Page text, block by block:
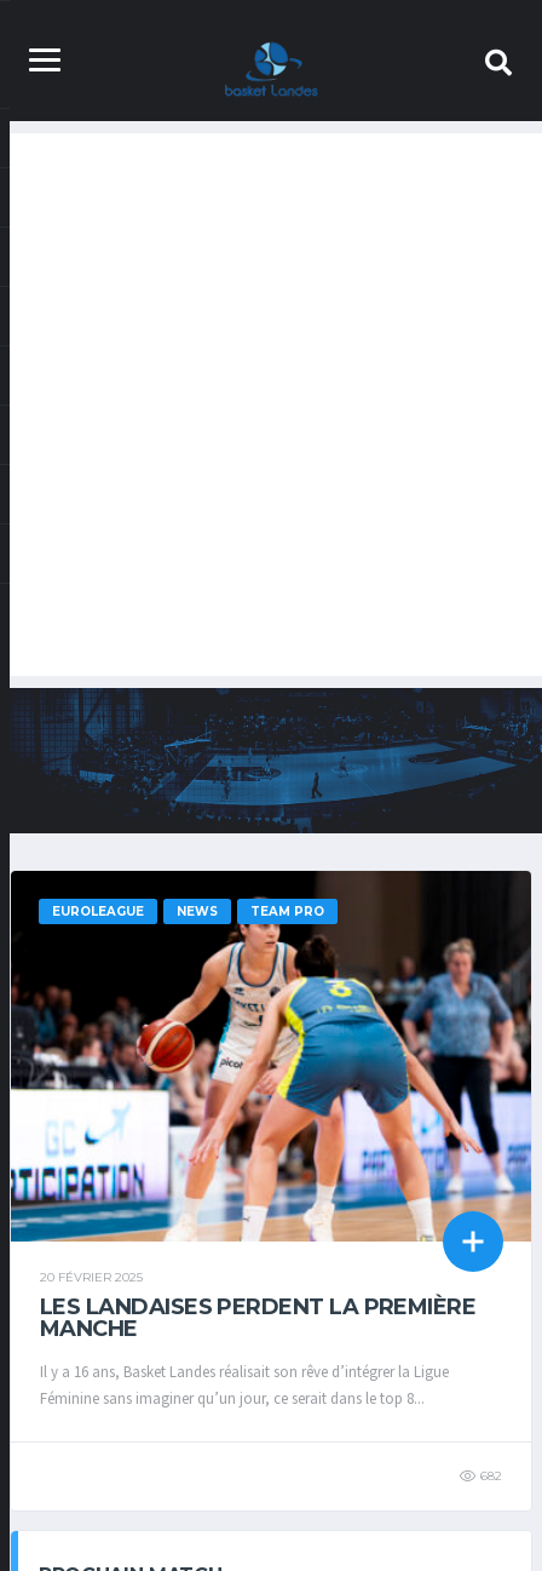
EUROLEAGUE NEWS TEAM PRO
20 FÉVRIER 2025
LES LANDAISES PERDENT LA PREMIÈRE
MANCHE
Il y a 16 ans, Basket Landes réalisait son rêve d’intégrer la Ligue
Féminine sans imaginer qu’un jour, ce serait dans le top 8...
682